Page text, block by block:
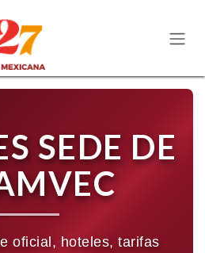
SEDE DE
oficial, hoteles, tarifas